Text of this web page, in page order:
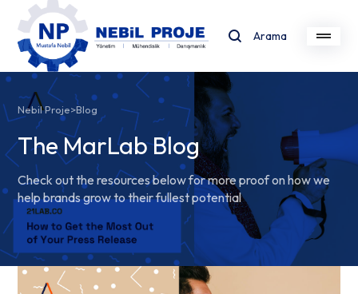
Arama
Nebil Proje>Blog
The MarLab Blog
Check out the resources below for more proof on how we
help brands grow to their fullest potential